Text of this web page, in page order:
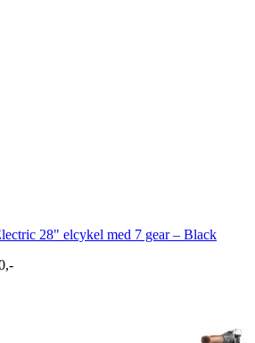
28" elcykel med 7 gear – Black